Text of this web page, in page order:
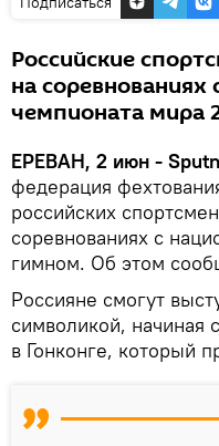
Российские
на соревнованиях
чемпионата мира
ЕРЕВАН, 2 июн -
федерация
российских
соревнованиях с
гимном. Об этом
Россияне смогут
символикой, начиная
в Гонконге, который